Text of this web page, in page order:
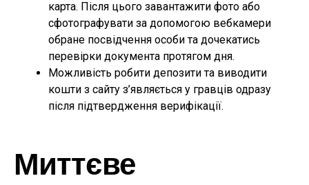
карта. Після цього завантажити фото або
сфотографувати за допомогою вебкамери
обране посвідчення особи та дочекатись
перевірки документа протягом дня.
Можливість робити депозити та виводити
кошти з сайту з’являється у гравців одразу
після підтвердження верифікації.
Миттєве